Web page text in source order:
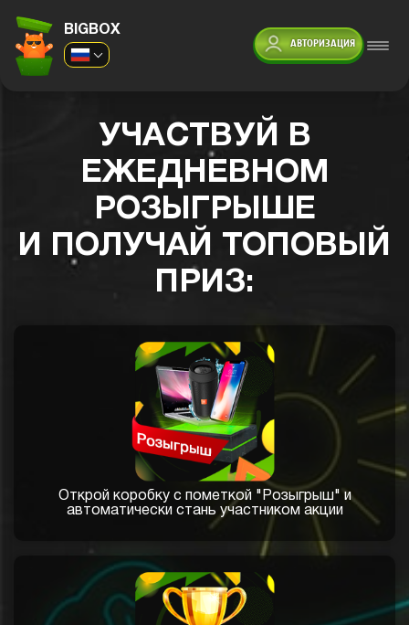
BIGBOX
АВТОРИЗАЦИЯ
УЧАСТВУЙ В
ЕЖЕДНЕВНОМ
РОЗЫГРЫШЕ
И ПОЛУЧАЙ ТОПОВЫЙ
ПРИЗ:
Открой коробку с пометкой "Розыгрыш" и
автоматически стань участником акции